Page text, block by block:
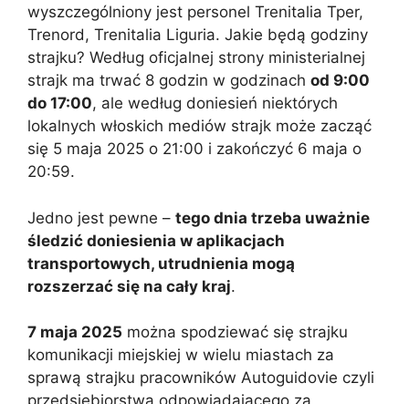
wyszczególniony jest personel Trenitalia Tper,
Trenord, Trenitalia Liguria. Jakie będą godziny
strajku? Według oficjalnej strony ministerialnej
strajk ma trwać 8 godzin w godzinach od 9:00
do 17:00, ale według doniesień niektórych
lokalnych włoskich mediów strajk może zacząć
się 5 maja 2025 o 21:00 i zakończyć 6 maja o
20:59.
Jedno jest pewne – tego dnia trzeba uważnie
śledzić doniesienia w aplikacjach
transportowych, utrudnienia mogą
rozszerzać się na cały kraj.
7 maja 2025 można spodziewać się strajku
komunikacji miejskiej w wielu miastach za
sprawą strajku pracowników Autoguidovie czyli